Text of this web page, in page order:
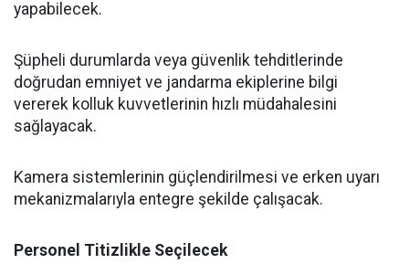
yapabilecek.
​Şüpheli durumlarda veya güvenlik tehditlerinde
doğrudan emniyet ve jandarma ekiplerine bilgi
vererek kolluk kuvvetlerinin hızlı müdahalesini
sağlayacak.
​Kamera sistemlerinin güçlendirilmesi ve erken uyarı
mekanizmalarıyla entegre şekilde çalışacak.
​Personel Titizlikle Seçilecek